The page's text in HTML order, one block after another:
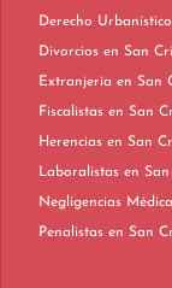
Divorcios en
Extranjería
Fiscalistas
Herencias
Penalistas